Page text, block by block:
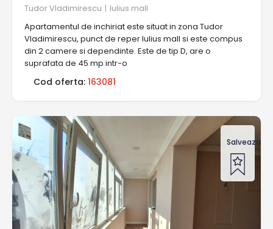
Tudor Vladimirescu | Iulius mall
Apartamentul de inchiriat este situat in zona Tudor
Vladimirescu, punct de reper Iulius mall si este compus
din 2 camere si dependinte. Este de tip D, are o
suprafata de 45 mp intr-o
Cod oferta: 163081
Salveaza